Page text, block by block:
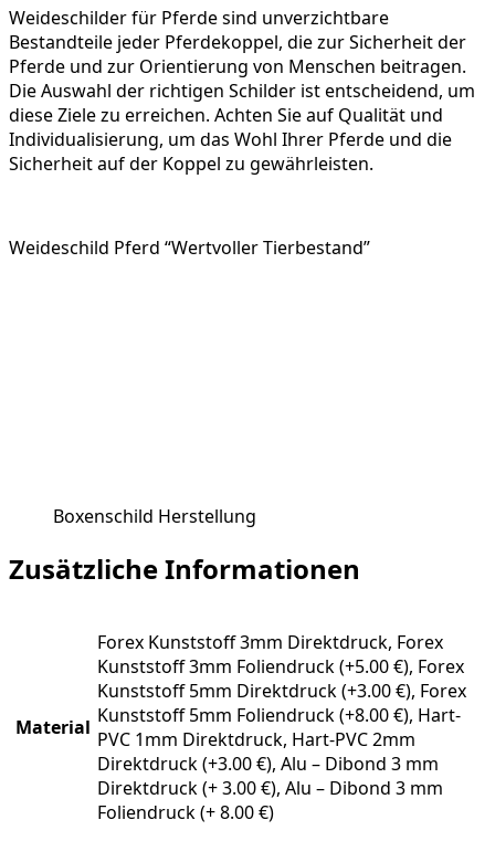
Weideschilder für Pferde sind unverzichtbare
Bestandteile jeder Pferdekoppel, die zur Sicherheit der
Pferde und zur Orientierung von Menschen beitragen.
Die Auswahl der richtigen Schilder ist entscheidend, um
diese Ziele zu erreichen. Achten Sie auf Qualität und
Individualisierung, um das Wohl Ihrer Pferde und die
Sicherheit auf der Koppel zu gewährleisten.
Weideschild Pferd “Wertvoller Tierbestand”
Boxenschild Herstellung
Zusätzliche Informationen
Material
Forex Kunststoff 3mm Direktdruck, Forex
Kunststoff 3mm Foliendruck (+5.00 €), Forex
Kunststoff 5mm Direktdruck (+3.00 €), Forex
Kunststoff 5mm Foliendruck (+8.00 €), Hart-
PVC 1mm Direktdruck, Hart-PVC 2mm
Direktdruck (+3.00 €), Alu – Dibond 3 mm
Direktdruck (+ 3.00 €), Alu – Dibond 3 mm
Foliendruck (+ 8.00 €)